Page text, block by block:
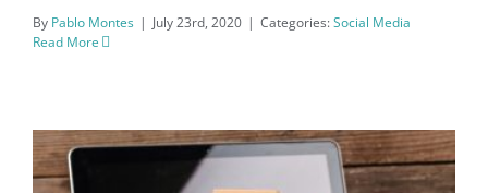
By Pablo Montes | July 23rd, 2020 | Categories:Social Media
Read More